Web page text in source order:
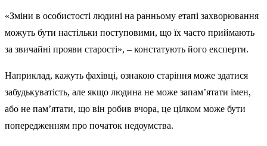
«Зміни в особистості людині на ранньому етапі захворювання
можуть бути настільки поступовими, що їх часто приймають
за звичайні прояви старості», – констатують його експерти.
Наприклад, кажуть фахівці, ознакою старіння може здатися
забудькуватість, але якщо людина не може запам’ятати імен,
або не пам’ятати, що він робив вчора, це цілком може бути
попередженням про початок недоумства.